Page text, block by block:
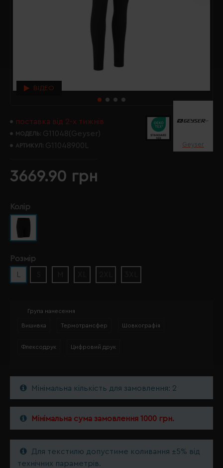
ВІДЕО
поставка від 2-х тижнів
МОДЕЛЬ: G11048(Geyser)
АРТИКУЛ: G11048900L Geyser
3669.90 грн
Колір
Розмір
Група нанесення
Вишивка Термотрансфер Шовкографія
Флексодрук Цифровий друк
Мінімальна кількість для замовлення: 2
Мінімальна сума замовлення 1000 грн.
Для текстилю допустиме коливання ±5% від
технічних параметрів.